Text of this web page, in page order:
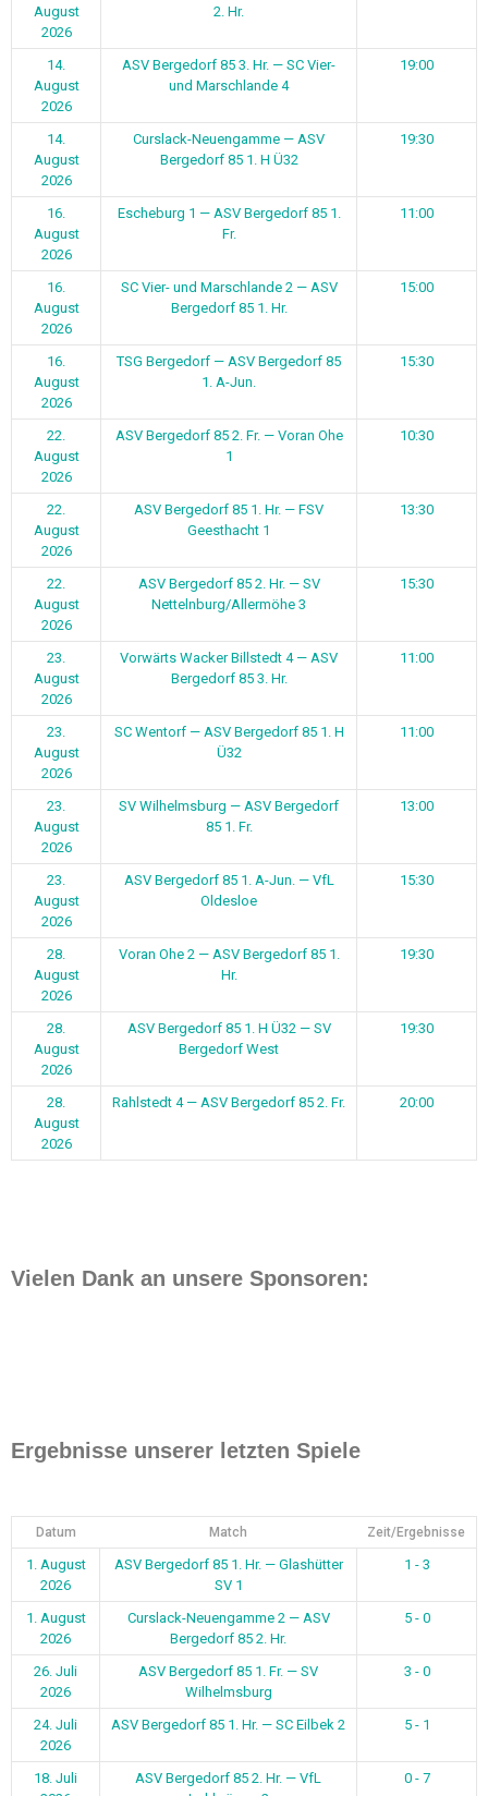
August
2026
2. Hr.
14.
August
2026
ASV Bergedorf 85 3. Hr. — SC Vier-
und Marschlande 4
19:00
14.
August
2026
Curslack-Neuengamme — ASV
Bergedorf 85 1. H Ü32
19:30
16.
August
2026
Escheburg 1 — ASV Bergedorf 85 1.
Fr.
11:00
16.
August
2026
SC Vier- und Marschlande 2 — ASV
Bergedorf 85 1. Hr.
15:00
16.
August
2026
TSG Bergedorf — ASV Bergedorf 85
1. A-Jun.
15:30
22.
August
2026
ASV Bergedorf 85 2. Fr. — Voran Ohe
1
10:30
22.
August
2026
ASV Bergedorf 85 1. Hr. — FSV
Geesthacht 1
13:30
22.
August
2026
ASV Bergedorf 85 2. Hr. — SV
Nettelnburg/Allermöhe 3
15:30
23.
August
2026
Vorwärts Wacker Billstedt 4 — ASV
Bergedorf 85 3. Hr.
11:00
23.
August
2026
SC Wentorf — ASV Bergedorf 85 1. H
Ü32
11:00
23.
August
2026
SV Wilhelmsburg — ASV Bergedorf
85 1. Fr.
13:00
23.
August
2026
ASV Bergedorf 85 1. A-Jun. — VfL
Oldesloe
15:30
28.
August
2026
Voran Ohe 2 — ASV Bergedorf 85 1.
Hr.
19:30
28.
August
2026
ASV Bergedorf 85 1. H Ü32 — SV
Bergedorf West
19:30
28.
August
2026
Rahlstedt 4 — ASV Bergedorf 85 2. Fr. 20:00
Vielen Dank an unsere Sponsoren:
Ergebnisse unserer letzten Spiele
Datum Match Zeit/Ergebnisse
1. August
2026
ASV Bergedorf 85 1. Hr. — Glashütter
SV 1
1 - 3
1. August
2026
Curslack-Neuengamme 2 — ASV
Bergedorf 85 2. Hr.
5 - 0
26. Juli
2026
ASV Bergedorf 85 1. Fr. — SV
Wilhelmsburg
3 - 0
24. Juli
2026
ASV Bergedorf 85 1. Hr. — SC Eilbek 2 5 - 1
18. Juli
ASV Bergedorf 85 2. Hr. — VfL
0 - 7